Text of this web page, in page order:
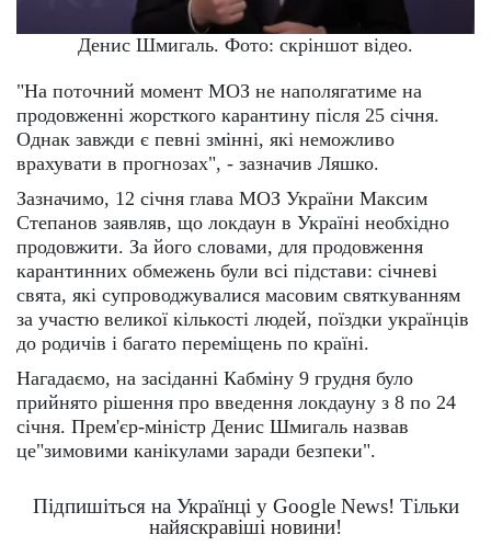
Денис Шмигаль. Фото: скріншот відео.
"На поточний момент МОЗ не наполягатиме на
продовженні жорсткого карантину після 25 січня.
Однак завжди є певні змінні, які неможливо
врахувати в прогнозах", - зазначив Ляшко.
Зазначимо, 12 січня глава МОЗ України Максим
Степанов заявляв, що локдаун в Україні необхідно
продовжити. За його словами, для продовження
карантинних обмежень були всі підстави: січневі
свята, які супроводжувалися масовим святкуванням
за участю великої кількості людей, поїздки українців
до родичів і багато переміщень по країні.
Нагадаємо, на засіданні Кабміну 9 грудня було
прийнято рішення про введення локдауну з 8 по 24
січня. Прем'єр-міністр Денис Шмигаль назвав
це"зимовими канікулами заради безпеки".
Підпишіться на Українці у Google News! Тільки
найяскравіші новини!